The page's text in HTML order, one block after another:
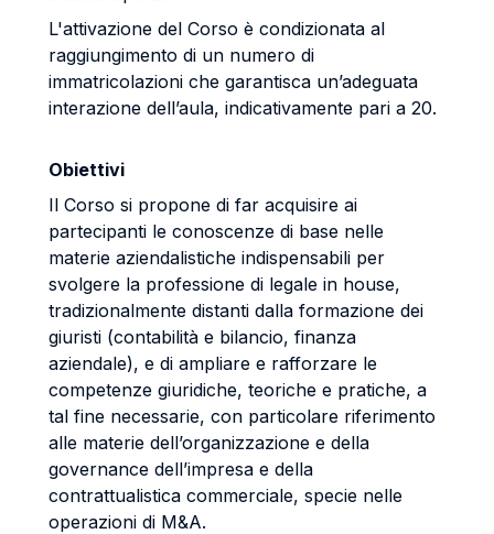
L'attivazione del Corso è condizionata al
raggiungimento di un numero di
immatricolazioni che garantisca un’adeguata
interazione dell’aula, indicativamente pari a 20.
Obiettivi
Il Corso si propone di far acquisire ai
partecipanti le conoscenze di base nelle
materie aziendalistiche indispensabili per
svolgere la professione di legale in house,
tradizionalmente distanti dalla formazione dei
giuristi (contabilità e bilancio, finanza
aziendale), e di ampliare e rafforzare le
competenze giuridiche, teoriche e pratiche, a
tal fine necessarie, con particolare riferimento
alle materie dell’organizzazione e della
governance dell’impresa e della
contrattualistica commerciale, specie nelle
operazioni di M&A.